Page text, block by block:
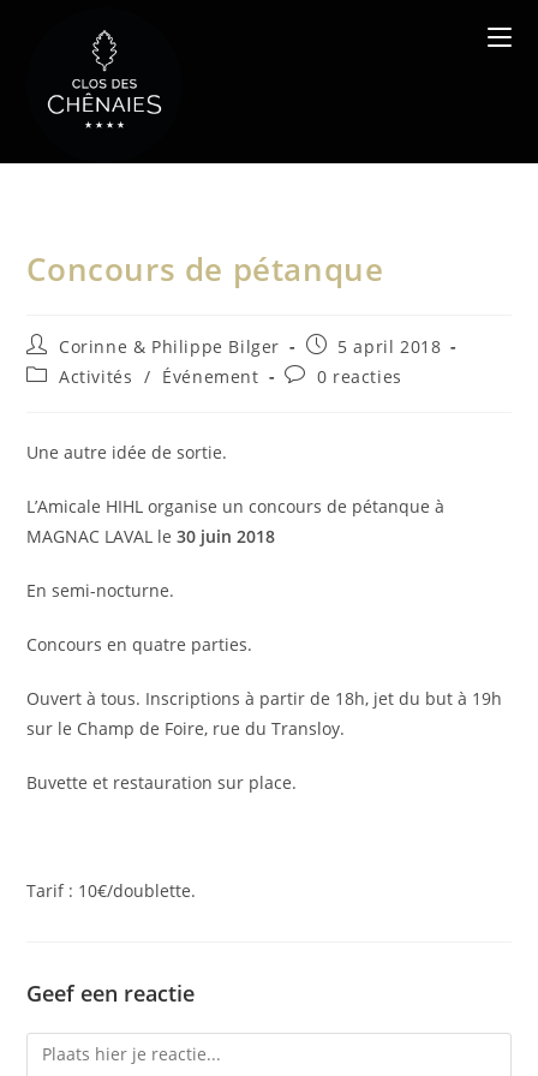
Concours de pétanque
Bericht
auteur:
Corinne & Philippe Bilger
Bericht
gepubliceerd
op:
5 april 2018
Berichtcategorie:
Activités / Événement
Bericht0 reacties
Une autre idée de sortie.
L’Amicale HIHL organise un concours de pétanque à
MAGNAC LAVAL le30 juin 2018
En semi-nocturne.
Concours en quatre parties.
Ouvert à tous. Inscriptions à partir de 18h, jet du but à 19h
sur le Champ de Foire, rue du Transloy.
Buvette et restauration sur place.
Tarif : 10€/doublette.
Geef een reactie
Reactie